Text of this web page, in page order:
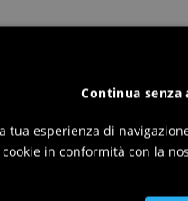
tua esperienza di
in conformità con la
Continua senza